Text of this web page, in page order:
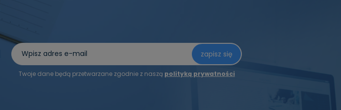
zapisz się
Twoje dane będą przetwarzane zgodnie z naszą polityką prywatności